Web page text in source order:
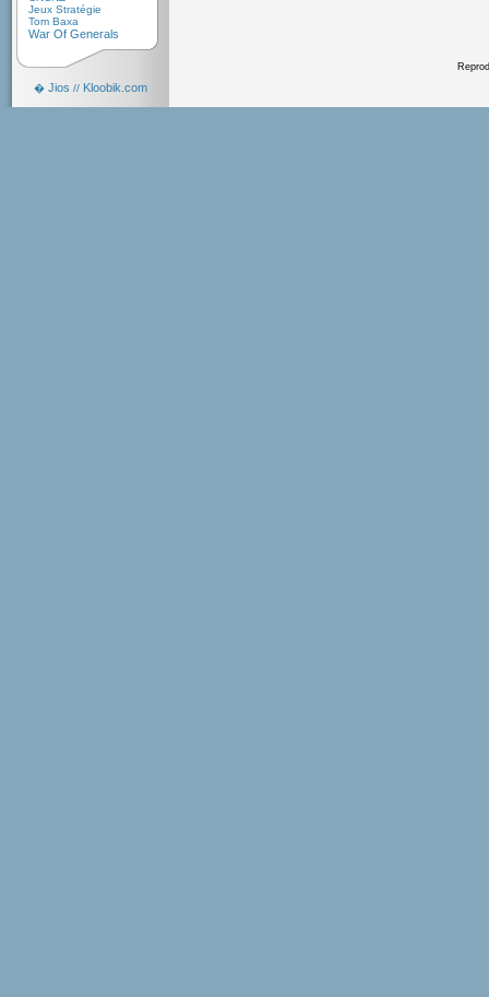
Jeux Stratégie
Tom Baxa
War Of Generals
� Jios // Kloobik.com